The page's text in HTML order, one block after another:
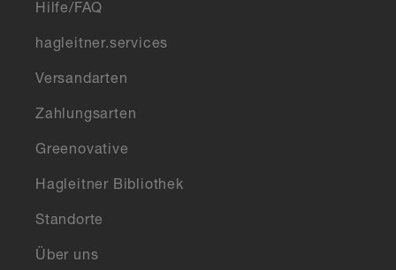
Hilfe/FAQ
hagleitner.services
Versandarten
Zahlungsarten
Greenovative
Hagleitner Bibliothek
Standorte
Über uns